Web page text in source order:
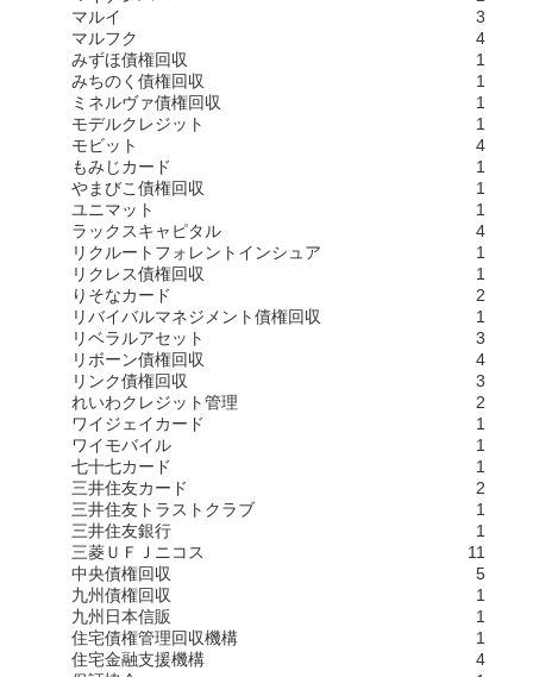
マルイ
3
マルフク
4
みずほ債権回収
1
みちのく債権回収
1
ミネルヴァ債権回収
1
モデルクレジット
1
モビット
4
もみじカード
1
やまびこ債権回収
1
ユニマット
1
ラックスキャピタル
4
リクルートフォレントインシュア
1
リクレス債権回収
1
りそなカード
2
リバイバルマネジメント債権回収
1
リベラルアセット
3
リボーン債権回収
4
リンク債権回収
3
れいわクレジット管理
2
ワイジェイカード
1
ワイモバイル
1
七十七カード
1
三井住友カード
2
三井住友トラストクラブ
1
三井住友銀行
1
三菱ＵＦＪニコス
11
中央債権回収
5
九州債権回収
1
九州日本信販
1
住宅債権管理回収機構
1
住宅金融支援機構
4